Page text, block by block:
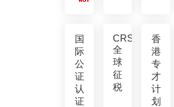
国
际
公
证
认
证
CRS
全
球
征
税
香
港
专
才
计
划